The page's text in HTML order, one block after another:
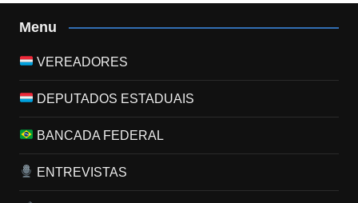
Menu
VEREADORES
DEPUTADOS ESTADUAIS
BANCADA FEDERAL
ENTREVISTAS